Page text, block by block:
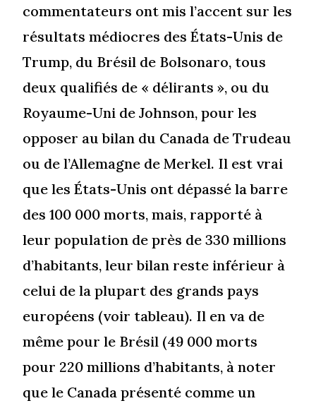
commentateurs ont mis l’accent sur les
résultats médiocres des États-Unis de
Trump, du Brésil de Bolsonaro, tous
deux qualifiés de « délirants », ou du
Royaume-Uni de Johnson, pour les
opposer au bilan du Canada de Trudeau
ou de l’Allemagne de Merkel. Il est vrai
que les États-Unis ont dépassé la barre
des 100 000 morts, mais, rapporté à
leur population de près de 330 millions
d’habitants, leur bilan reste inférieur à
celui de la plupart des grands pays
européens (voir tableau). Il en va de
même pour le Brésil (49 000 morts
pour 220 millions d’habitants, à noter
que le Canada présenté comme un